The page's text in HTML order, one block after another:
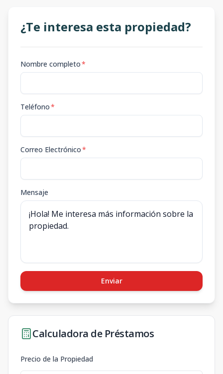
¿Te interesa esta propiedad?
Nombre completo*
Teléfono*
Correo Electrónico*
Mensaje
Enviar
Calculadora de Préstamos
Precio de la Propiedad